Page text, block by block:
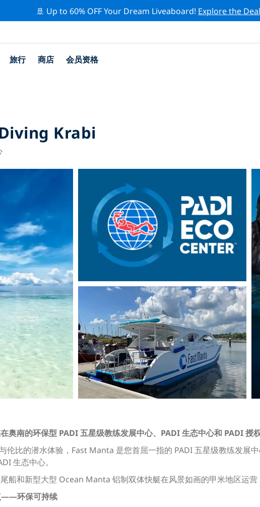
🚢 Up to 60% OFF Your Dream Liveaboard! Explore the
旅行 商店 会员资格
Krabi
奥南的环保型 PADI 五星级教练发展中心、PADI 生态中心和 PADI 授
伦比的潜水体验，Fast Manta 是您首屈一指的 PADI 五星级教练发展
生态中心。
船和新型大型 Ocean Manta 铝制双体快艇在风景如画的甲米地区运营
——环保可持续